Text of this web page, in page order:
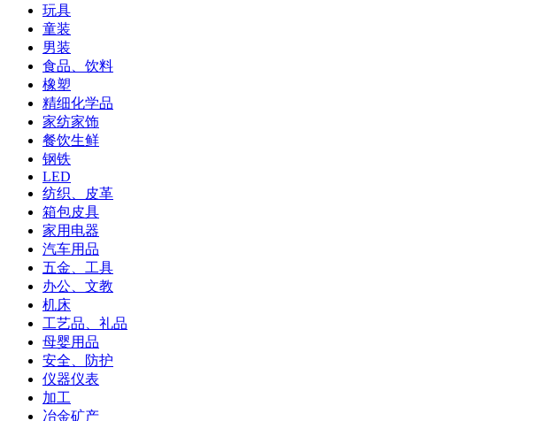
玩具
童装
男装
食品、饮料
橡塑
精细化学品
家纺家饰
餐饮生鲜
钢铁
LED
纺织、皮革
箱包皮具
家用电器
汽车用品
五金、工具
办公、文教
机床
工艺品、礼品
母婴用品
安全、防护
仪器仪表
加工
冶金矿产